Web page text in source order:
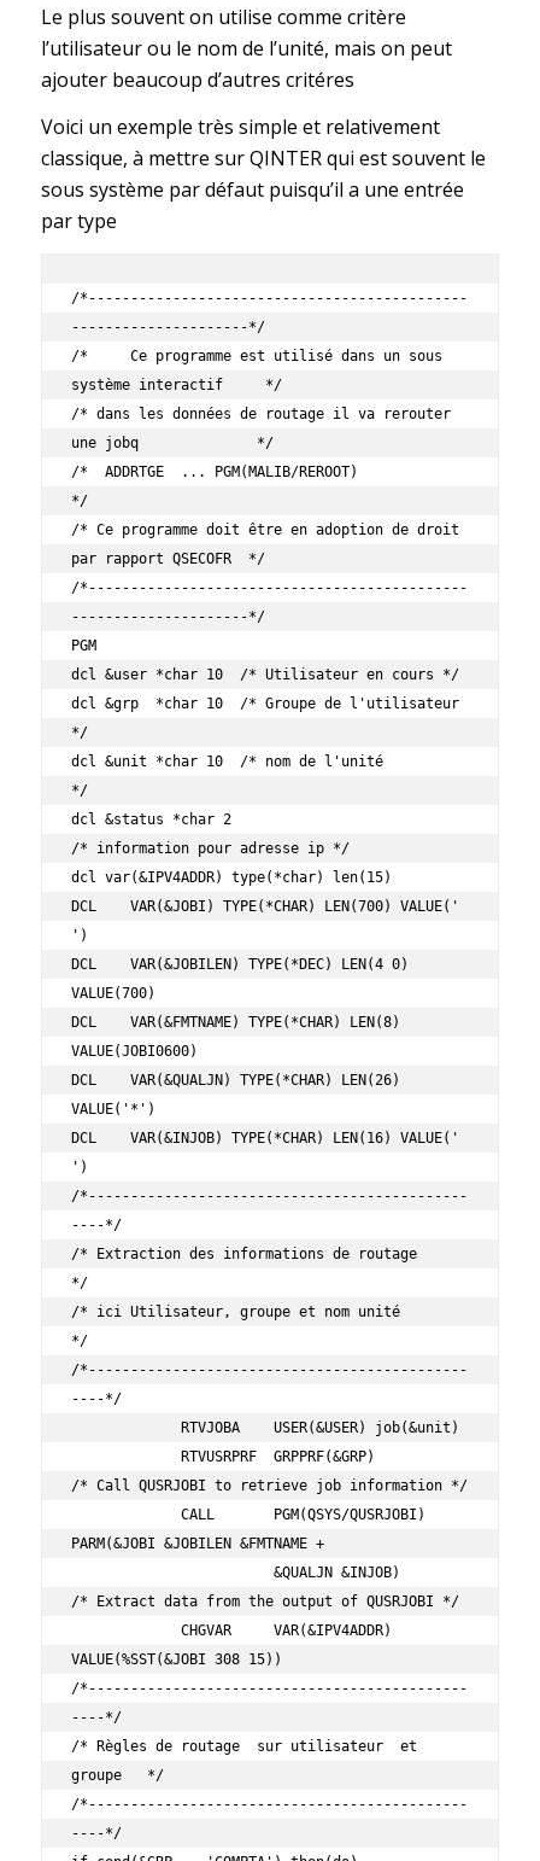
Le plus souvent on utilise comme critère
l’utilisateur ou le nom de l’unité, mais on peut
ajouter beaucoup d’autres critéres
Voici un exemple très simple et relativement
classique, à mettre sur QINTER qui est souvent le
sous système par défaut puisqu’il a une entrée
par type
/*---------------------------------------------
---------------------*/
/*     Ce programme est utilisé dans un sous
système interactif     */
/* dans les données de routage il va rerouter
une jobq              */
/*  ADDRTGE  ... PGM(MALIB/REROOT)
*/
/* Ce programme doit être en adoption de droit
par rapport QSECOFR  */
/*---------------------------------------------
---------------------*/
PGM
dcl &user *char 10  /* Utilisateur en cours */
dcl &grp  *char 10  /* Groupe de l'utilisateur
*/
dcl &unit *char 10  /* nom de l'unité
*/
dcl &status *char 2
/* information pour adresse ip */
dcl var(&IPV4ADDR) type(*char) len(15)
DCL    VAR(&JOBI) TYPE(*CHAR) LEN(700) VALUE('
')
DCL    VAR(&JOBILEN) TYPE(*DEC) LEN(4 0)
VALUE(700)
DCL    VAR(&FMTNAME) TYPE(*CHAR) LEN(8)
VALUE(JOBI0600)
DCL    VAR(&QUALJN) TYPE(*CHAR) LEN(26)
VALUE('*')
DCL    VAR(&INJOB) TYPE(*CHAR) LEN(16) VALUE('
')
/*---------------------------------------------
----*/
/* Extraction des informations de routage
*/
/* ici Utilisateur, groupe et nom unité
*/
/*---------------------------------------------
----*/
/* Call QUSRJOBI to retrieve job information */
PARM(&JOBI &JOBILEN &FMTNAME +
/* Extract data from the output of QUSRJOBI */
VALUE(%SST(&JOBI 308 15))
/*---------------------------------------------
----*/
/* Règles de routage  sur utilisateur  et
groupe   */
/*---------------------------------------------
----*/